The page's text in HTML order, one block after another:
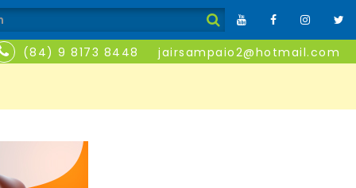
(84) 9 8173 8448 jairsampaio2@hotmail.com